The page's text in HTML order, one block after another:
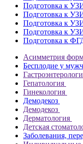
Подготовка к
Подготовка к
Подготовка к
Подготовка к
Подготовка к
Асимметрия
Бесплодие у
Гепатология
Гинекология
Демодекоз
Демодекоз
Дерматология
Детская
Заболевания,